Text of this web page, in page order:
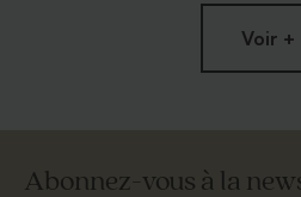
Voir +
Abonnez-vous à la